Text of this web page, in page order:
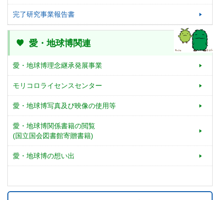
完了研究事業報告書
愛・地球博関連
愛・地球博理念継承発展事業
モリコロライセンスセンター
愛・地球博写真及び映像の使用等
愛・地球博関係書籍の閲覧
(国立国会図書館寄贈書籍)
愛・地球博の想い出